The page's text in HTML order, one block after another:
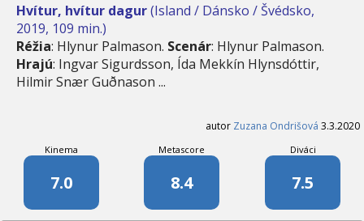
Hvítur, hvítur dagur(Island / Dánsko / Švédsko,
2019, 109 min.)
Réžia: Hlynur Palmason. Scenár: Hlynur Palmason.
Hrajú: Ingvar Sigurdsson, Ída Mekkín Hlynsdóttir,
Hilmir Snær Guðnason ...
autor Zuzana Ondrišová 3.3.2020
Kinema
7.0
Metascore
8.4
Diváci
7.5